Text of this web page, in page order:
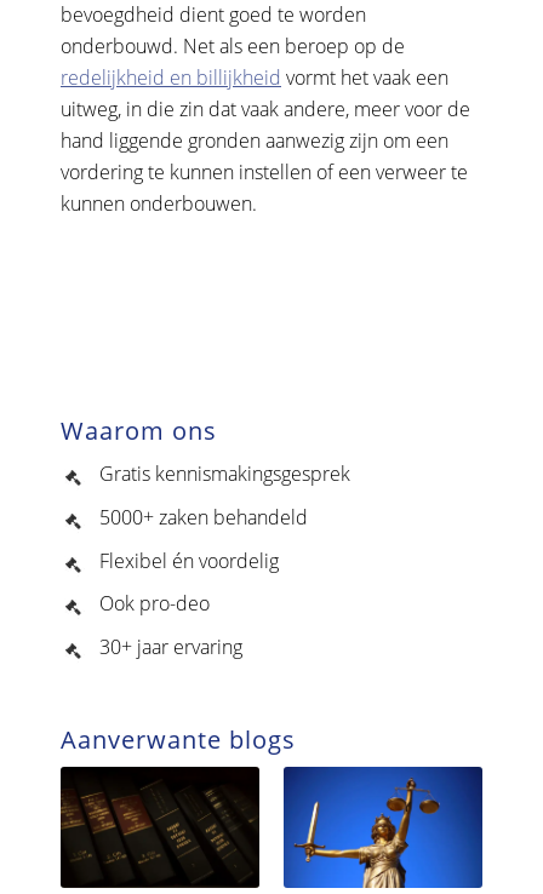
bevoegdheid dient goed te worden
onderbouwd. Net als een beroep op de
redelijkheid en billijkheid vormt het vaak een
uitweg, in die zin dat vaak andere, meer voor de
hand liggende gronden aanwezig zijn om een
vordering te kunnen instellen of een verweer te
kunnen onderbouwen.
Waarom ons
Gratis kennismakingsgesprek
5000+ zaken behandeld
Flexibel én voordelig
Ook pro-deo
30+ jaar ervaring
Aanverwante blogs